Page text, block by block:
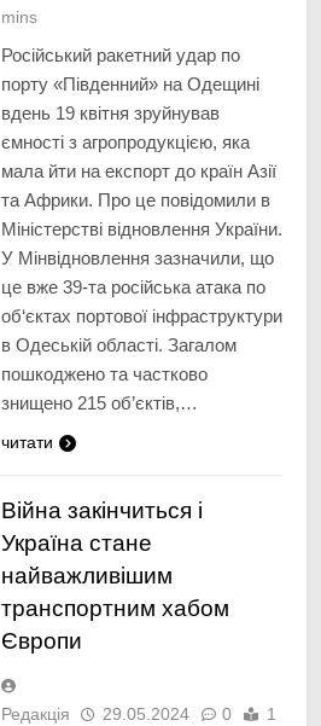
mins
Російський ракетний удар по
порту «Південний» на Одещині
вдень 19 квітня зруйнував
ємності з агропродукцією, яка
мала йти на експорт до країн Азії
та Африки. Про це повідомили в
Міністерстві відновлення України.
У Мінвідновлення зазначили, що
це вже 39-та російська атака по
об‘єктах портової інфраструктури
в Одеській області. Загалом
пошкоджено та частково
знищено 215 об’єктів,…
читати
Війна закінчиться і
Україна стане
найважливішим
транспортним хабом
Європи
Редакція 29.05.2024 0
1